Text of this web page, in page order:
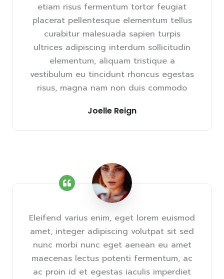
etiam risus fermentum tortor feugiat
placerat pellentesque elementum tellus
curabitur malesuada sapien turpis
ultrices adipiscing interdum sollicitudin
elementum, aliquam tristique a
vestibulum eu tincidunt rhoncus egestas
risus, magna nam non duis commodo
Joelle Reign
Eleifend varius enim, eget lorem euismod
amet, integer adipiscing volutpat sit sed
nunc morbi nunc eget aenean eu amet
maecenas lectus potenti fermentum, ac
ac proin id et egestas iaculis imperdiet